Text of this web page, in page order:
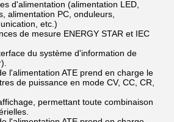
d'alimentation (alimentation LED,
alimentation PC, onduleurs,
etc.)
de mesure ENERGY STAR et IEC
du système d'information de
l'alimentation ATE prend en charge le
de puissance en mode CV, CC, CR,
permettant toute combinaison